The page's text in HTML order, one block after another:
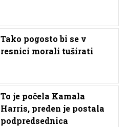
Tako pogosto bi se v
resnici morali tuširati
To je počela Kamala
Harris, preden je postala
podpredsednica